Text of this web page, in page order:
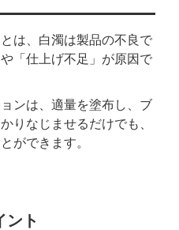
は、白濁は製品の不良で
「仕上げ不足」が原因で
ンは、適量を塗布し、ブ
りなじませるだけでも、
ができます。
ント